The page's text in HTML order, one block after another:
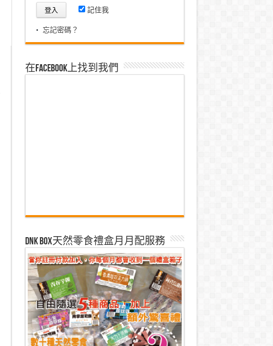
記住我
忘記密碼？
在Facebook上找到我們
dnk Box天然零食禮盒月月配服務